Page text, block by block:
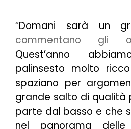
“Domani sarà un
commentano gli
Quest’anno
palinsesto molto
spaziano per
grande salto di qualità
parte dal basso e che
nel panorama